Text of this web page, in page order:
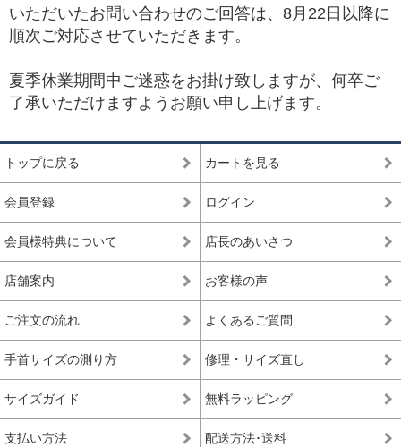
いただいたお問い合わせのご回答は、8月22日以降に
順次ご対応させていただきます。
夏季休業期間中ご迷惑をお掛け致しますが、何卒ご
了承いただけますようお願い申し上げます。
トップに戻る カートを見る
会員登録 ログイン
会員様特典について 店長のあいさつ
店舗案内 お客様の声
ご注文の流れ よくあるご質問
手首サイズの測り方 修理・サイズ直し
サイズガイド 無料ラッピング
支払い方法 配送方法･送料